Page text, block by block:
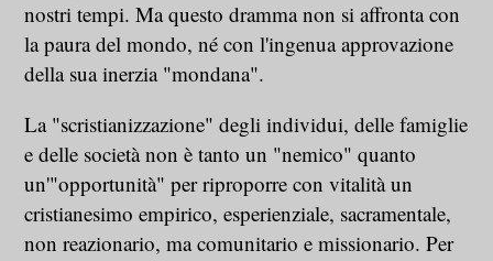
nostri tempi. Ma questo dramma non si affronta con
la paura del mondo, né con l'ingenua approvazione
della sua inerzia "mondana".
La "scristianizzazione" degli individui, delle famiglie
e delle società non è tanto un "nemico" quanto
un'"opportunità" per riproporre con vitalità un
cristianesimo empirico, esperienziale, sacramentale,
non reazionario, ma comunitario e missionario. Per